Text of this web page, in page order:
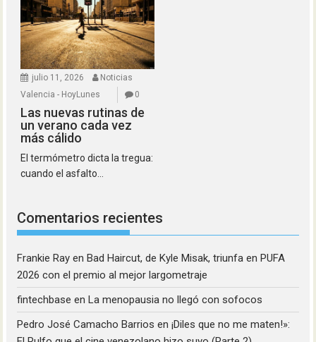
julio 11, 2026
Noticias
Valencia - HoyLunes
0
Las nuevas rutinas de
un verano cada vez
más cálido
El termómetro dicta la tregua:
cuando el asfalto...
Comentarios recientes
Frankie Ray enBad Haircut, de Kyle Misak, triunfa en PUFA
2026 con el premio al mejor largometraje
fintechbase enLa menopausia no llegó con sofocos
Pedro José Camacho Barrios en¡Diles que no me maten!»: